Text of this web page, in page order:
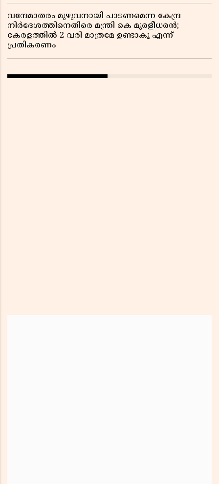
വന്ദേമാതരം മുഴുവനായി പാടണമെന്ന കേന്ദ്ര
നിർദേശത്തിനെതിരെ മന്ത്രി കെ മുരളീധരൻ;
കേരളത്തിൽ 2 വരി മാത്രമേ ഉണ്ടാകൂ എന്ന്
പ്രതികരണം